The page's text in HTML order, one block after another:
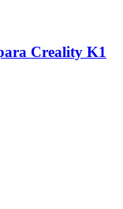
Creality K1